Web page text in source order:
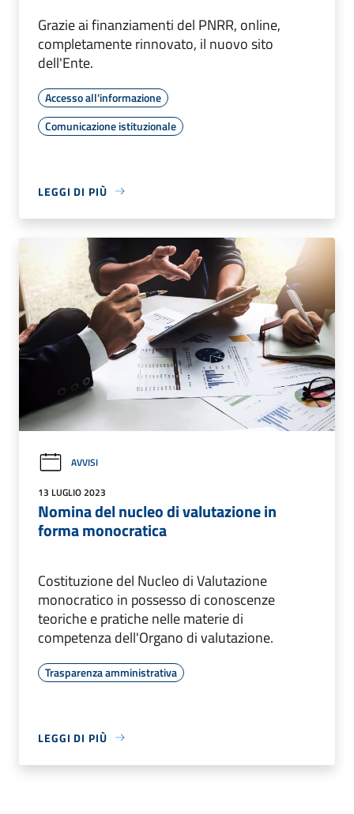
Grazie ai finanziamenti del PNRR, online,
completamente rinnovato, il nuovo sito
dell'Ente.
Accesso all'informazione
Comunicazione istituzionale
LEGGI DI PIÙ
AVVISI
13 LUGLIO 2023
Nomina del nucleo di valutazione in
forma monocratica
Costituzione del Nucleo di Valutazione
monocratico in possesso di conoscenze
teoriche e pratiche nelle materie di
competenza dell'Organo di valutazione.
Trasparenza amministrativa
LEGGI DI PIÙ